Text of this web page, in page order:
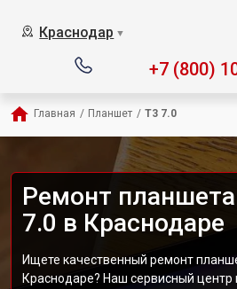
Краснодар ▼
+7 (800)
Главная / Планшет / T3 7.0
Ремонт
7.0 в Краснодаре
Ищете качественный ремонт
Краснодаре? Наш сервисный центр